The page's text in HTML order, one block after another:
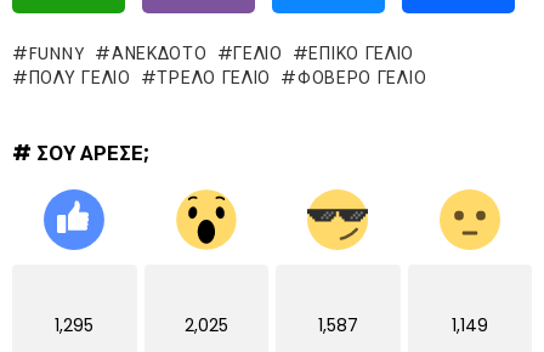
FUNNY ΑΝΕΚΔΟΤΟ ΓΈΛΙΟ
ΕΠΙΚΌ ΓΈΛΙΟ
ΠΟΛΥ ΓΕΛΙΟ
ΤΡΕΛΌ ΓΈΛΙΟ ΦΟΒΕΡΟ ΓΕΛΙΟ
# ΣΟΥ ΑΡΕΣΕ;
1,295 2,025 1,587 1,149